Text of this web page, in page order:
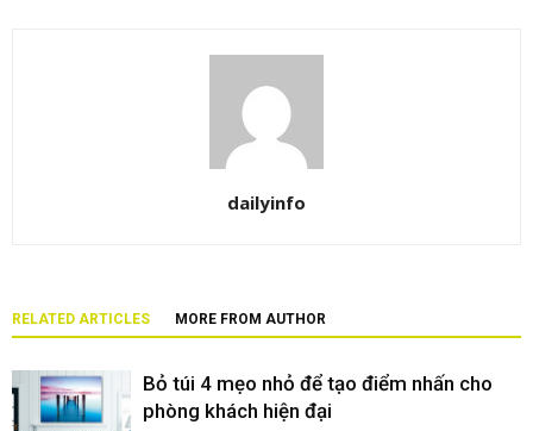
dailyinfo
RELATED ARTICLES MORE FROM AUTHOR
Bỏ túi 4 mẹo nhỏ để tạo điểm nhấn cho
phòng khách hiện đại